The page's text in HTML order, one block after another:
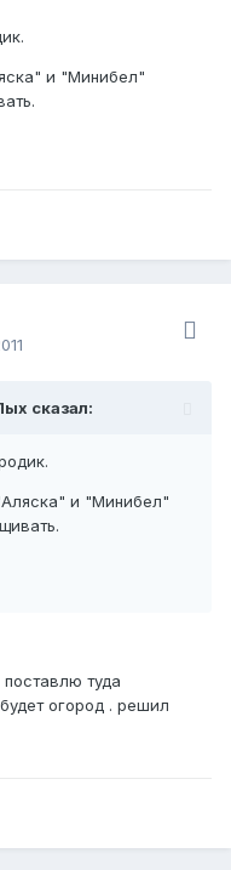
и "Минибел"
сказал:
и "Минибел"
туда
огород . решил